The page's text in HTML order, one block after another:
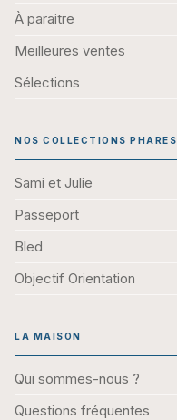
À paraitre
Meilleures ventes
Sélections
NOS COLLECTIONS PHARES
Sami et Julie
Passeport
Bled
Objectif Orientation
LA MAISON
Qui sommes-nous ?
Questions fréquentes